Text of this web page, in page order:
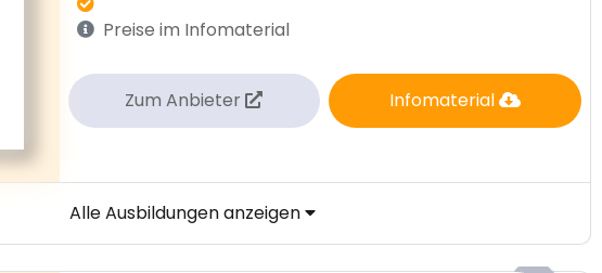
Preise im Infomaterial
Zum Anbieter Infomaterial
Alle Ausbildungen anzeigen